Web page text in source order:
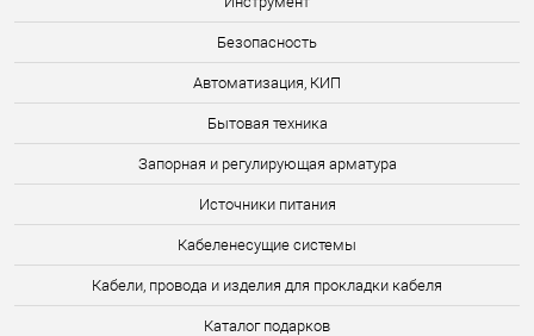
Безопасность
Автоматизация, КИП
Бытовая техника
Запорная и регулирующая арматура
Источники питания
Кабеленесущие системы
Кабели, провода и изделия для прокладки кабеля
Каталог подарков